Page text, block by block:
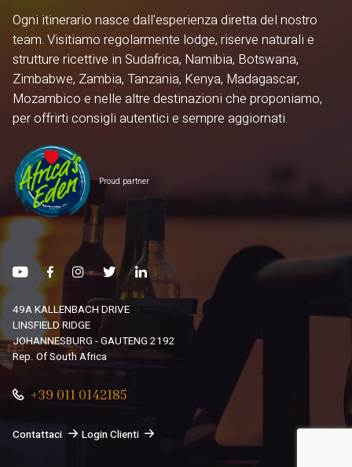
Ogni itinerario nasce dall'esperienza diretta del nostro
team. Visitiamo regolarmente lodge, riserve naturali e
strutture ricettive in Sudafrica, Namibia, Botswana,
Zimbabwe, Zambia, Tanzania, Kenya, Madagascar,
Mozambico e nelle altre destinazioni che proponiamo,
per offrirti consigli autentici e sempre aggiornati.
Proud partner
49A KALLENBACH DRIVE
LINSFIELD RIDGE
JOHANNESBURG - GAUTENG 2192
Rep. Of South Africa
+39 011 0142185
Contattaci Login Clienti